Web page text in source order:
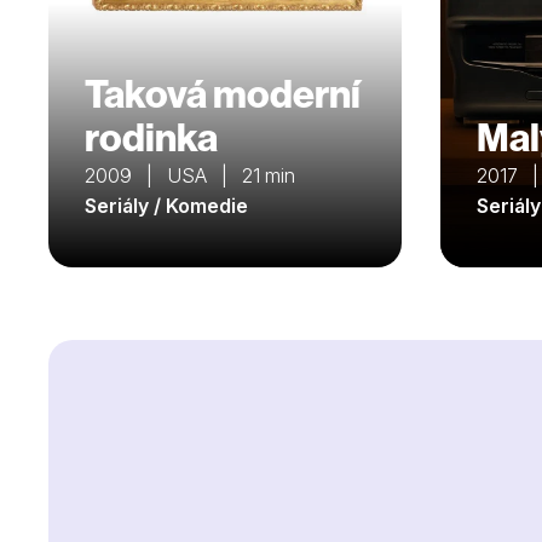
Taková moderní
rodinka
2009 | USA | 21 min
Seriály / Komedie
2017